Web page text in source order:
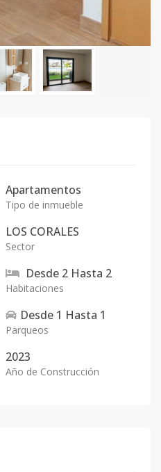
Apartamentos
Tipo de inmueble
LOS CORALES
Sector
Desde 2 Hasta 2
Habitaciones
Desde 1 Hasta 1
Parqueos
2023
Año de Construcción